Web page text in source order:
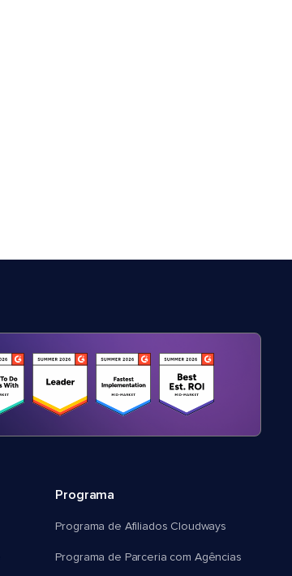
Programa
Programa de Afiliados Cloudways
Programa de Parceria com Agências